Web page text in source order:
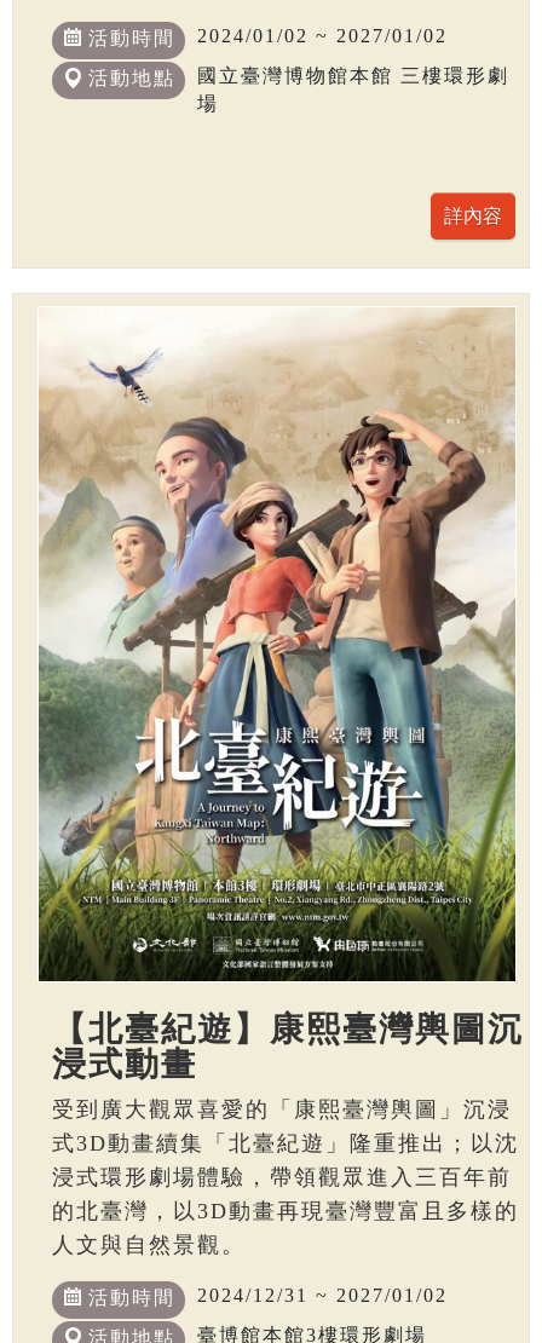
活動時間 2024/01/02 ~ 2027/01/02
活動地點
國立臺灣博物館本館 三樓環形劇
場
【北臺紀遊】康熙臺灣輿圖沉
浸式動畫
受到廣大觀眾喜愛的「康熙臺灣輿圖」沉浸
式3D動畫續集「北臺紀遊」隆重推出；以沈
浸式環形劇場體驗，帶領觀眾進入三百年前
的北臺灣，以3D動畫再現臺灣豐富且多樣的
人文與自然景觀。
活動時間 2024/12/31 ~ 2027/01/02
活動地點 臺博館本館3樓環形劇場